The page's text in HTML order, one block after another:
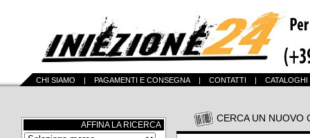
CHI SIAMO | PAGAMENTI E CONSEGNA| CONTATTI | CATALOGHI
AFFINA LA RICERCA
CERCA UN NUOVO